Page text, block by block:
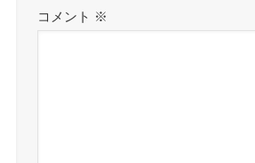
コメント ※